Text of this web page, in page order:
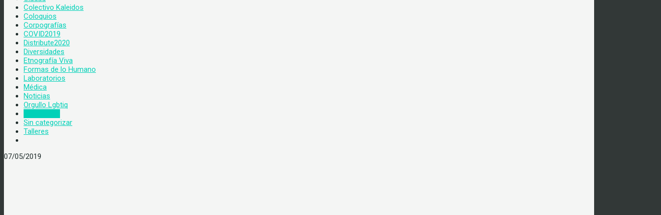
Colectivo Kaleidos
Coloquios
Corpografías
COVID2019
Distribute2020
Diversidades
Etnografía Viva
Formas de lo Humano
Laboratorios
Médica
Noticias
Orgullo Lgbtiq
Sin categorizar
Talleres
07/05/2019